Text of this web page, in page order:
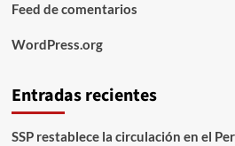
Feed de comentarios
WordPress.org
Entradas recientes
SSP restablece la circulación en el